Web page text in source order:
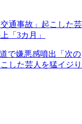
通事故」起こした芸
「3カ月」
で嫌悪感噴出「次の
した芸人を猛イジり